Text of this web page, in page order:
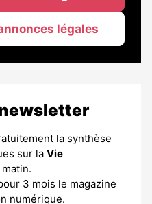
légales
la synthèse
sur la Vie
3 mois le magazine
numérique.